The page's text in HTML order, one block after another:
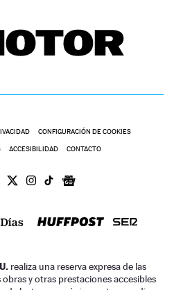
CONFIGURACIÓN DE COOKIES
ACCESIBILIDAD CONTACTO
realiza una reserva expresa de las
y otras prestaciones accesibles